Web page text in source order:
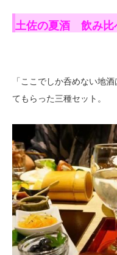
土佐の夏酒 飲み比
「ここでしか呑めない地
てもらった三種セット。